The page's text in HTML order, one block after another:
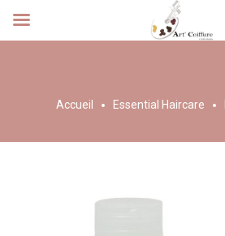
Accueil Essential Haircare